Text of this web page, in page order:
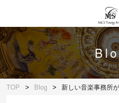
TOP Blog 新しい音楽事務所